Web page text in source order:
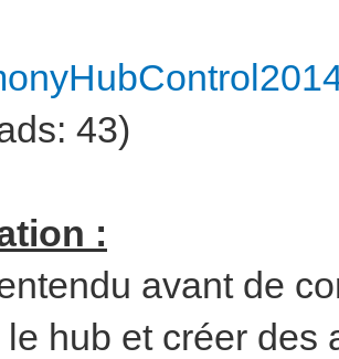
43)
:
avant de
hub et créer des